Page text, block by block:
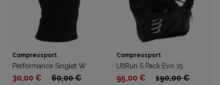
Compressport
Performance Singlet W
30,00 € 60,00 €
Compressport
UltRun S Pack Evo 15
95,00 € 190,00 €